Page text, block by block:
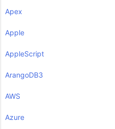
Apex
Apple
AppleScript
ArangoDB3
AWS
Azure